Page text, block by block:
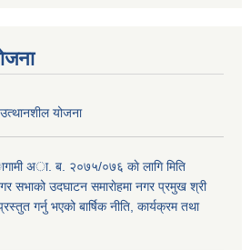
योजना
अा. ब. २०७५/०७६ काे लागि मिति
सभाको उदघाटन समाराेहमा नगर प्रमुख श्री
गर्नु भएको बार्षिक नीति, कार्यक्रम तथा